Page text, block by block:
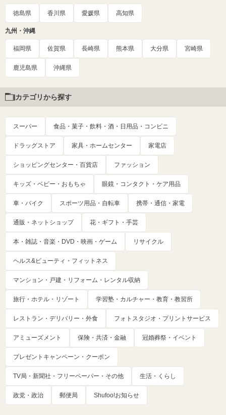
徳島県 香川県 愛媛県 高知県
九州・沖縄
福岡県 佐賀県 長崎県 熊本県 大分県 宮崎県
鹿児島県 沖縄県
カテゴリから探す
スーパー 食品・菓子・飲料・酒・日用品・コンビニ
ドラッグストア 家具・ホームセンター 家電店
ショッピングセンター・百貨店 ファッション
キッズ・ベビー・おもちゃ 眼鏡・コンタクト・ケア用品
車・バイク スポーツ用品・自転車 携帯・通信・家電
通販・ネットショップ 花・ギフト・手芸
本・雑誌・音楽・DVD・映画・ゲーム リサイクル
ヘルス&ビューティ・フィットネス
マンション・戸建・リフォーム・レンタル収納
旅行・ホテル・リゾート 学習塾・カルチャー・教育・教習所
レストラン・デリバリー・外食 フォトスタジオ・プリントサービス
アミューズメント 保険・共済・金融 冠婚葬祭・イベント
プレゼントキャンペーン・クーポン
TV局・新聞社・フリーペーパー・その他 生活・くらし
政党・政治 郵便局 Shufoo!お知らせ